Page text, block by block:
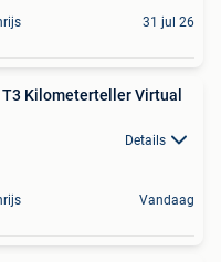
31 jul 26
Kilometerteller Virtual
Details
Vandaag